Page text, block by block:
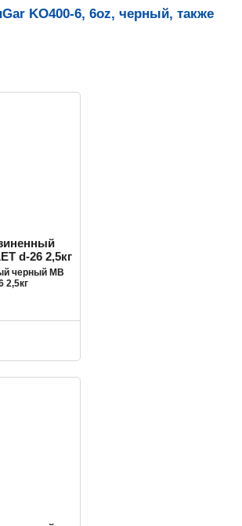
KO400-6, 6oz, черный, также
черный MB
2,5кг